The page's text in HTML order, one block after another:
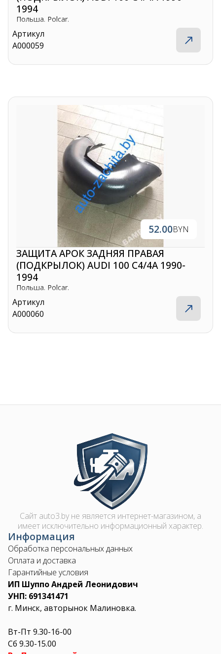
1994
Польша. Polcar.
Артикул
A000059
52.00BYN
ЗАЩИТА АРОК ЗАДНЯЯ ПРАВАЯ
(ПОДКРЫЛОК) AUDI 100 C4/4A 1990-
1994
Польша. Polcar.
Артикул
A000060
Image
Сайт auto3.by не является интернет-магазином, а
имеет исключительно информационный характер.
Информация
Обработка персональных данных
Оплата и доставка
Гарантийные условия
ИП Шуппо Андрей Леонидович
УНП: 691341471
г. Минск, авторынок Малиновка.
Вт-Пт 9.30-16-00
Сб 9.30-15.00